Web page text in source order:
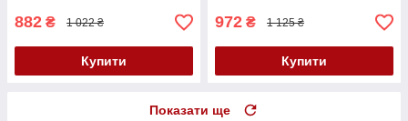
882 ₴ 1 022 ₴
Купити
972 ₴ 1 125 ₴
Купити
Показати ще